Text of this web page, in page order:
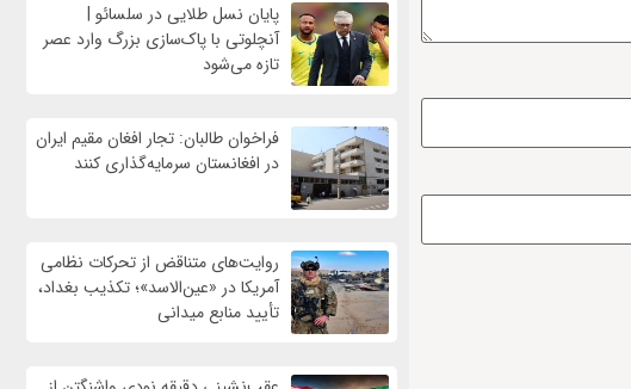
پایان نسل طلایی در سلسائو |
آنچلوتی با پاک‌سازی بزرگ وارد عصر
تازه می‌شود
فراخوان طالبان: تجار افغان مقیم ایران
در افغانستان سرمایه‌گذاری کنند
روایت‌های متناقض از تحرکات نظامی
آمریکا در «عین‌الاسد»؛ تکذیب بغداد،
تأیید منابع میدانی